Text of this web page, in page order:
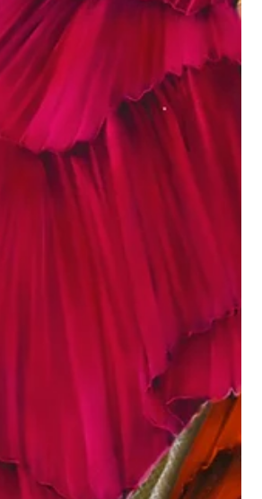
de Dança anuncia
online
de Dança (SPCD), corpo artístico da
e Economia Criativa, gerida pela
e...